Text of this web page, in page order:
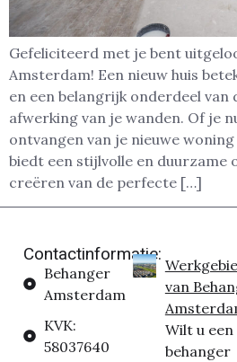
Gefeliciteerd met je bent
Amsterdam! Een nieuw huis
en een belangrijk onderdeel van
afwerking van je wanden. Of je
ontvangen van je nieuwe
biedt een stijlvolle en duurzame
creëren van de perfecte […]
Contactinformatie:
Behanger
Amsterdam
KVK:
58037640
van
Wilt u een
behanger